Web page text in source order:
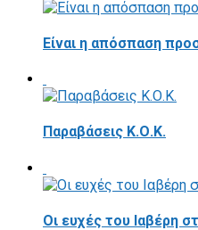
Είναι η απόσπαση
Παραβάσεις Κ.Ο.Κ.
Οι ευχές του Ιαβέρη